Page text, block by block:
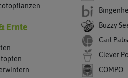
Ernte
Buzzy
Carl
Clever
COMPO